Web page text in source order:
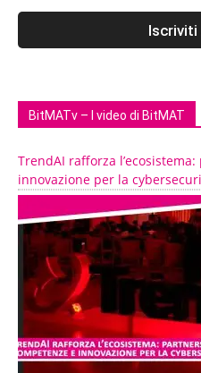
BitMATv – I video di BitMAT
TrendAI rafforza
innovazione per la